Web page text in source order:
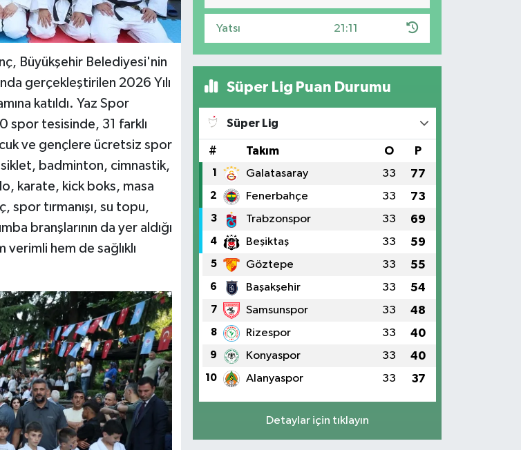
Büyükşehir Belediyesi'nin
gerçekleştirilen 2026 Yılı
katıldı. Yaz Spor
spor tesisinde, 31 farklı
ve gençlere ücretsiz spor
badminton, cimnastik,
karate, kick boks, masa
spor tırmanışı, su topu,
branşlarının da yer aldığı
hem de sağlıklı
Yatsı 21:11
Süper Lig Puan Durumu
Süper Lig
# Takım O P
1 Galatasaray 33 77
2 Fenerbahçe 33 73
3 Trabzonspor 33 69
4 Beşiktaş 33 59
5 Göztepe 33 55
6 Başakşehir 33 54
7 Samsunspor 33 48
8 Rizespor 33 40
9 Konyaspor 33 40
10 Alanyaspor 33 37
Detaylar için tıklayın